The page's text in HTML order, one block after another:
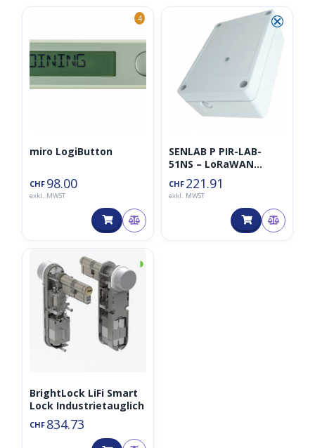
4
miro LogiButton
CHF 98.00
exkl. MWST
⮿
SENLAB P PIR-LAB-
51NS – LoRaWAN
Outdoor Passage
Detection Sensor
CHF 221.91
exkl. MWST
◑
BrightLock LiFi Smart
Lock Industrietauglich
CHF 834.73